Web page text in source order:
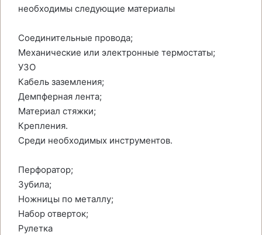
необходимы следующие материалы
Соединительные провода;
Механические или электронные термостаты;
УЗО
Кабель заземления;
Демпферная лента;
Материал стяжки;
Крепления.
Среди необходимых инструментов.
Перфоратор;
Зубила;
Ножницы по металлу;
Набор отверток;
Рулетка